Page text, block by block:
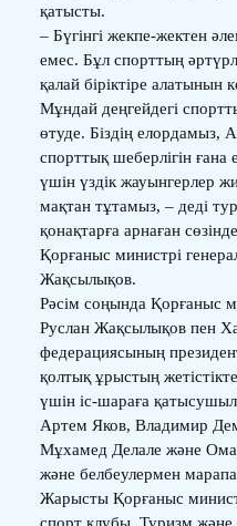
қатысты.
– Бүгінгі жекпе-жектен
емес. Бұл спорттың
қалай біріктіре алатынын
Мұндай деңгейдегі
өтуде. Біздің елордамыз,
спорттық шеберлігін ғана
үшін үздік жауынгерлер
мақтан тұтамыз, – деді
қонақтарға арнаған
Қорғаныс министрі
Жақсылықов.
Рәсім соңында Қорғаныс
Руслан Жақсылықов пен
федерациясының
қолтық ұрыстың
үшін іс-шараға
Артем Яков, Владимир
Мұхамед Делале және
және белбеулермен
Жарысты Қорғаныс